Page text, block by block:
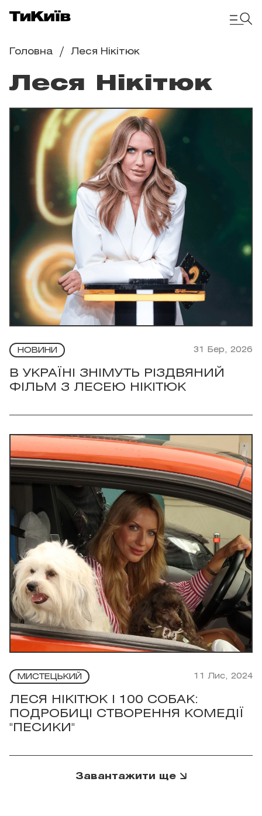
Головна Леся Нікітюк
Леся Нікітюк
НОВИНИ 31 Бер, 2026
В УКРАЇНІ ЗНІМУТЬ РІЗДВЯНИЙ
ФІЛЬМ З ЛЕСЕЮ НІКІТЮК
МИСТЕЦЬКИЙ 11 Лис, 2024
ЛЕСЯ НІКІТЮК І 100 СОБАК:
ПОДРОБИЦІ СТВОРЕННЯ КОМЕДІЇ
"ПЕСИКИ"
Завантажити ще